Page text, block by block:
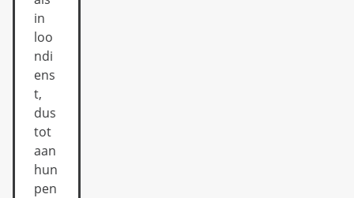
in
loo
ndi
ens
t,
dus
tot
aan
hun
pen